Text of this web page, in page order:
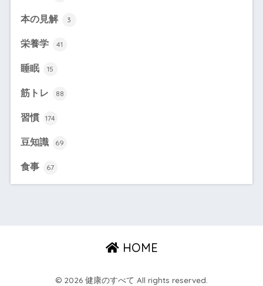
本の見解 3
栄養学 41
睡眠 15
筋トレ 88
習慣 174
豆知識 69
食事 67
HOME
© 2026 健康のすべて All rights reserved.